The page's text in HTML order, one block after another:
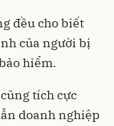
đều cho biết
của người bị
hiểm.
tích cực
doanh nghiệp